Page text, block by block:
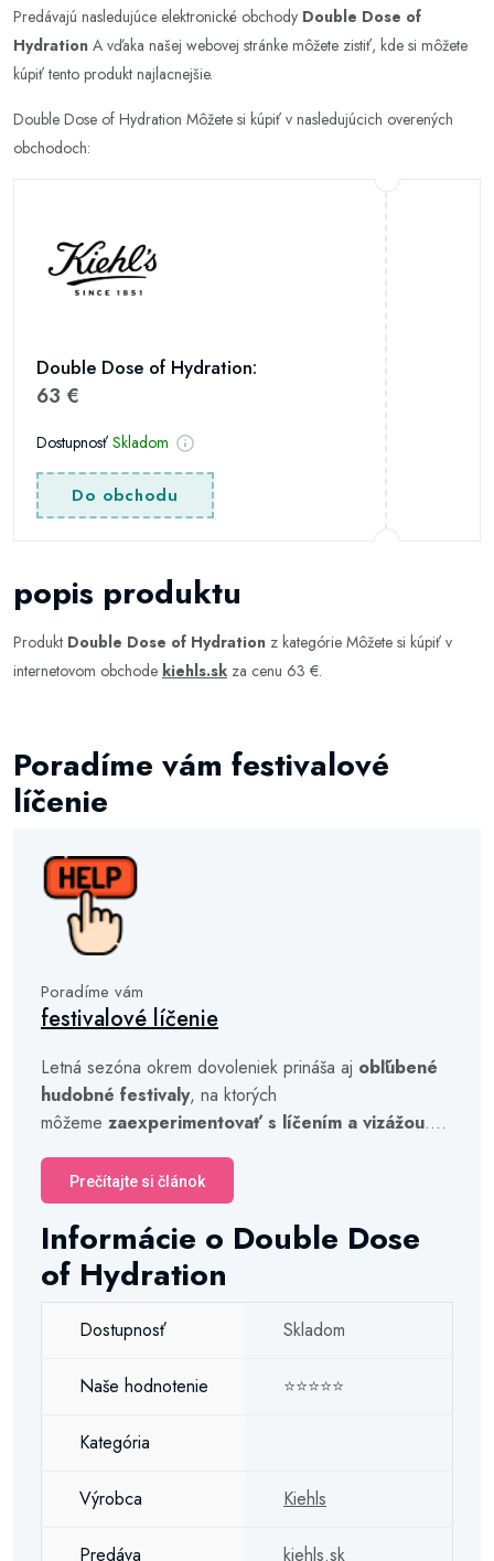
Predávajú nasledujúce elektronické obchody Double Dose of
Hydration A vďaka našej webovej stránke môžete zistiť, kde si môžete
kúpiť tento produkt najlacnejšie.
Double Dose of Hydration Môžete si kúpiť v nasledujúcich overených
obchodoch:
Double Dose of Hydration:
63 €
Dostupnosť Skladom
Do obchodu
popis produktu
Produkt Double Dose of Hydration z kategórie Môžete si kúpiť v
internetovom obchode kiehls.sk za cenu 63 €.
Poradíme vám festivalové
líčenie
Poradíme vám
festivalové líčenie
Letná sezóna okrem dovoleniek prináša aj obľúbené
hudobné festivaly, na ktorých
môžeme zaexperimentovať s líčením a vizážou....
Prečítajte si článok
Informácie o Double Dose
of Hydration
Dostupnosť Skladom
Naše hodnotenie ⭐⭐⭐⭐⭐
Kategória
Výrobca Kiehls
Predáva kiehls.sk